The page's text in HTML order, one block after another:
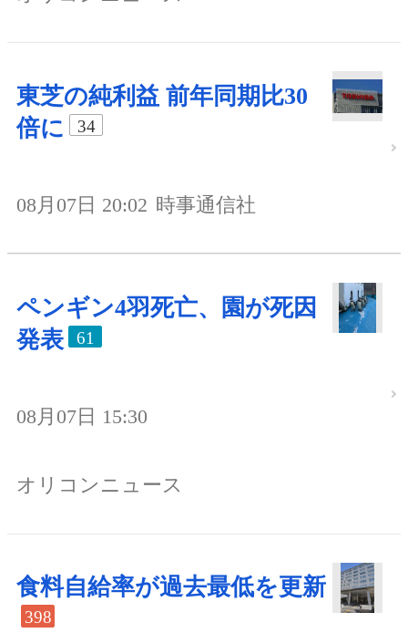
東芝の純利益 前年同期比30
倍に
34
08月07日 20:02 時事通信社
ペンギン4羽死亡、園が死因
発表
61
08月07日 15:30
オリコンニュース
食料自給率が過去最低を更新
398